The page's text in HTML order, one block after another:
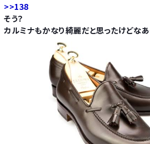
>>138
そう？
カルミナもかなり綺麗だと思ったけどな